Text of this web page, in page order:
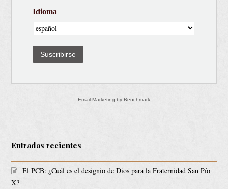
Idioma
Suscribirse
Email Marketing by Benchmark
Entradas recientes
El PCB: ¿Cuál es el designio de Dios para la Fraternidad San Pío
X?